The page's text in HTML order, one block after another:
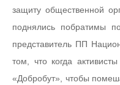
защиту общественной
поднялись побратимы
представитель ПП
том, что когда
«Добробут», чтобы